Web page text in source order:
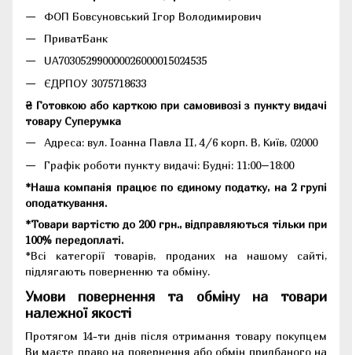
ФОП Бовсуновський Ігор Володимирович
ПриватБанк
UA703052990000026000015024535
ЄДРПОУ 3075718633
₴ Готовкою або карткою при самовивозі з пункту видачі
товару Суперумка
Адреса: вул. Іоанна Павла II, 4/6 корп. В, Київ, 02000
Графік роботи пункту видачі: Будні: 11:00–18:00
*Наша компанія працює по єдиному податку, на 2 групі
оподаткування.
*Товари вартістю до 200 грн., відправляються тільки при
100% передоплаті.
*Всі категорії товарів, проданих на нашому сайті,
підлягають поверненню та обміну.
Умови повернення та обміну на товари
належної якості
Протягом 14-ти днів після отримання товару покупцем
Ви маєте право на повернення або обмін придбаного на